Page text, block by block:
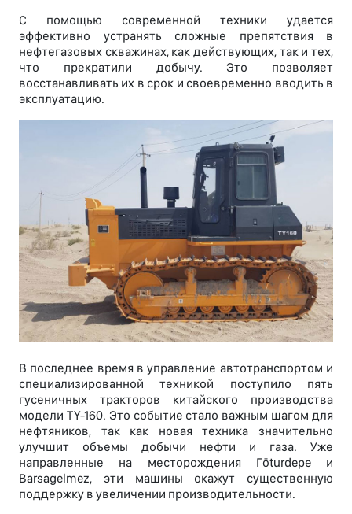
С помощью современной техники удается
эффективно устранять сложные препятствия в
нефтегазовых скважинах, как действующих, так и тех,
что прекратили добычу. Это позволяет
восстанавливать их в срок и своевременно вводить в
эксплуатацию.
В последнее время в управление автотранспортом и
специализированной техникой поступило пять
гусеничных тракторов китайского производства
модели TY-160. Это событие стало важным шагом для
нефтяников, так как новая техника значительно
улучшит объемы добычи нефти и газа. Уже
направленные на месторождения Гöturdepe и
Barsagelmez, эти машины окажут существенную
поддержку в увеличении производительности.